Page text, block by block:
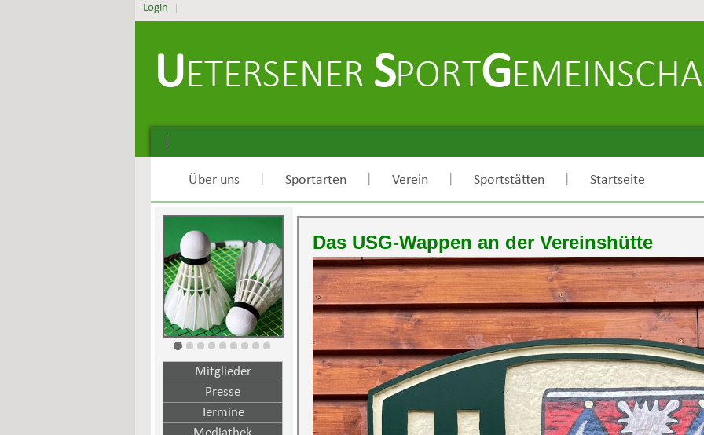
Login
UETERSENER SPORTG
Über uns | Sportarten | Verein | Sportstätten | Startseite
Mitglieder
Presse
Termine
Das USG-Wappen an der Vereinshütte